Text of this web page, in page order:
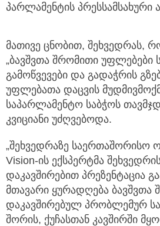
პარლამენტის პრესსამსახური
მათივე ცნობით, შეხვედრას,
„ბავშვთა შრომითი უფლებები
გამოწვევები და გადაჭრის
უფლებათა დაცვის
საპარლამენტო საბჭოს
კვიციანი უძღვებოდა.
„შეხვედრაზე საერთაშორისო
Vision-ის ექსპერტმა
დაკავშირებით პრეზენტაცია
მთავარი ყურადღება ბავშვთა
დაკავშირებულ პრობლემურ
შორის, ქუჩასთან კავშირში